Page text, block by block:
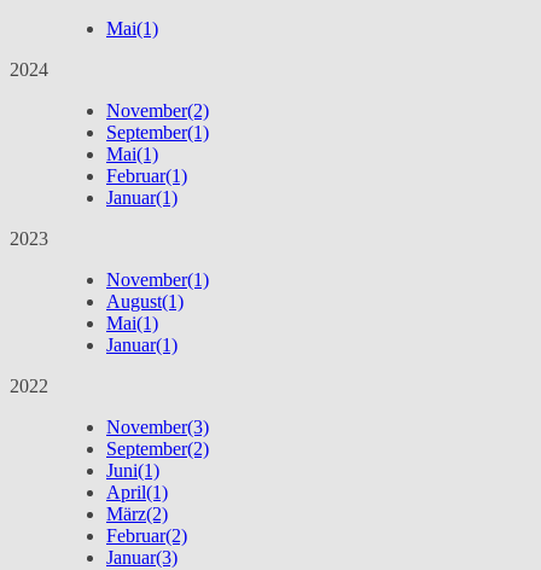
Mai(1)
2024
November(2)
September(1)
Mai(1)
Februar(1)
Januar(1)
2023
November(1)
August(1)
Mai(1)
Januar(1)
2022
November(3)
September(2)
Juni(1)
April(1)
März(2)
Februar(2)
Januar(3)